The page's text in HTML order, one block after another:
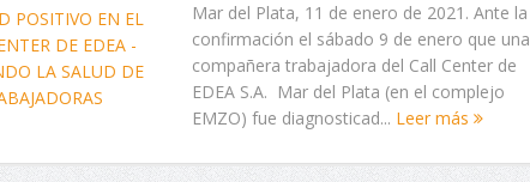
Mar del Plata, 11 de enero de 2021. Ante la
confirmación el sábado 9 de enero que una
compañera trabajadora del Call Center de
EDEA S.A. Mar del Plata (en el complejo
EMZO) fue diagnosticad... Leer más